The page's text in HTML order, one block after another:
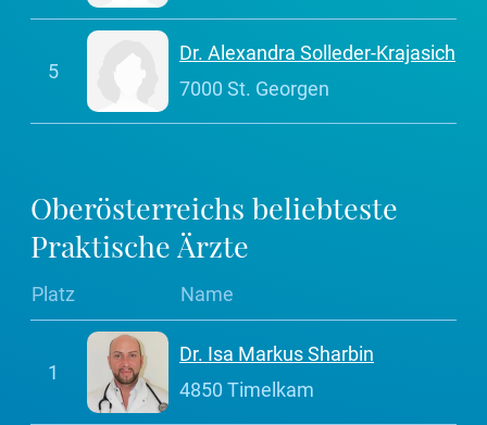
5
Dr. Alexandra Solleder-Krajasich
7000 St. Georgen
Oberösterreichs beliebteste
Praktische Ärzte
Platz Name
1
Dr. Isa Markus Sharbin
4850 Timelkam